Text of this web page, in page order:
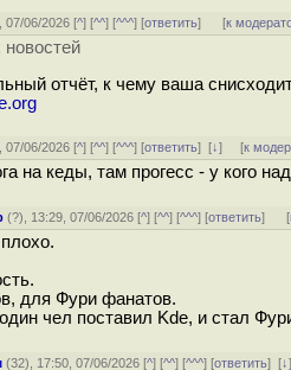
07/06/2026 [^] [^^] [^^^] [ответить] [к
новостей
отчёт, к чему ваша
07/06/2026 [^] [^^] [^^^] [ответить][↓] [к
на кеды, там прогесс - у кого
(?), 13:29, 07/06/2026 [^] [^^] [^^^] [ответить] [
для Фури фанатов.
чел поставил Kde, и стал
(32), 17:50, 07/06/2026 [^] [^^] [^^^] [ответить][↓